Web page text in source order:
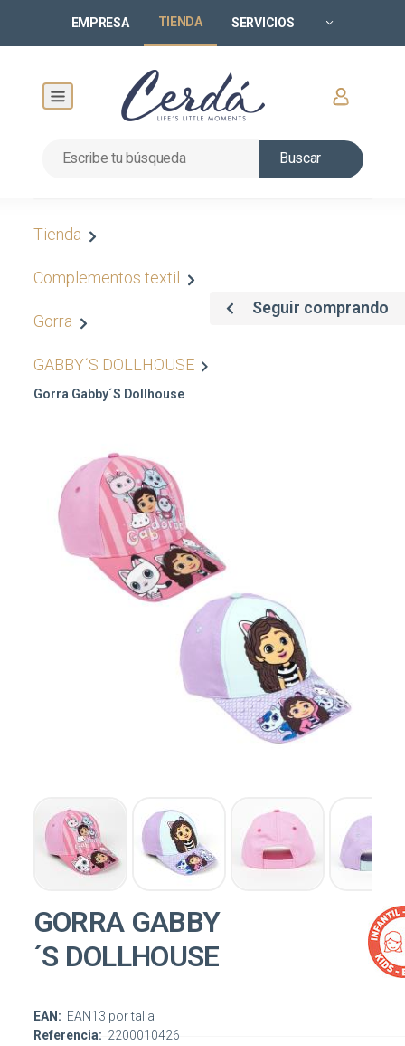
EMPRESA TIENDA SERVICIOS
Buscar
Tienda
Complementos textil
Gorra
GABBY´S DOLLHOUSE
Gorra Gabby´s Dollhouse
Seguir comprando
GORRA GABBY
´S DOLLHOUSE
Referencia: 2200010426
EAN: EAN13 por talla